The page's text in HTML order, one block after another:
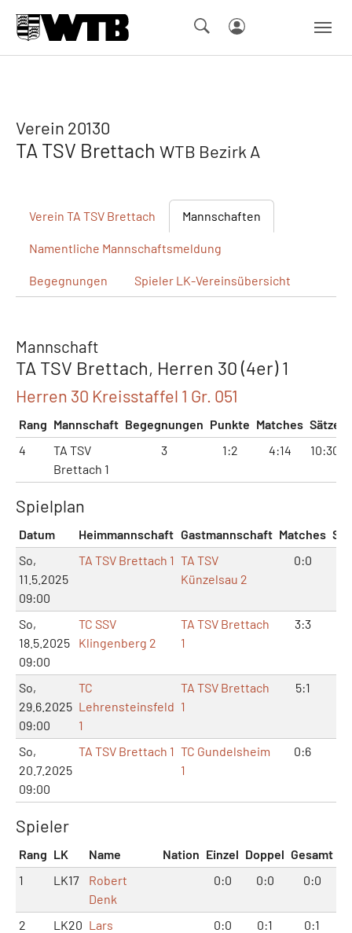
Verein 20130
TA TSV Brettach WTB Bezirk A
Verein TA TSV Brettach Mannschaften
Namentliche Mannschaftsmeldung
Begegnungen Spieler LK-Vereinsübersicht
Mannschaft
TA TSV Brettach, Herren 30 (4er) 1
Herren 30 Kreisstaffel 1 Gr. 051
Rang Mannschaft Begegnungen Punkte Matches Sätze
4
TA TSV
Brettach 1
3 1:2 4:14 10:30
Spielplan
Datum Heimmannschaft Gastmannschaft Matches
So,
11.5.2025
09:00
TA TSV Brettach 1 TA TSV
Künzelsau 2
0:0
So,
18.5.2025
09:00
TC SSV
Klingenberg 2
TA TSV Brettach
1
3:3
So,
29.6.2025
09:00
TC
Lehrensteinsfeld
1
TA TSV Brettach
1
5:1
So,
20.7.2025
09:00
TA TSV Brettach 1 TC Gundelsheim
1
0:6
Spieler
Rang LK Name Nation Einzel Doppel Gesamt
1
LK17
Robert
Denk
0:0 0:0 0:0
2 LK20 Lars
0:0 0:1 0:1